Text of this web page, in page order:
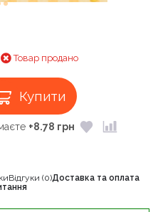
Товар продано
Купити
+8.78 грн
Відгуки (0)Доставка та оплата